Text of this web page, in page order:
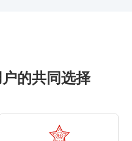
的共同选择